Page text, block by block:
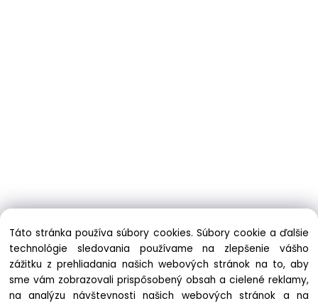
Táto stránka používa súbory cookies. Súbory cookie a ďalšie
technológie sledovania používame na zlepšenie vášho
zážitku z prehliadania našich webových stránok na to, aby
sme vám zobrazovali prispôsobený obsah a cielené reklamy,
na analýzu návštevnosti našich webových stránok a na